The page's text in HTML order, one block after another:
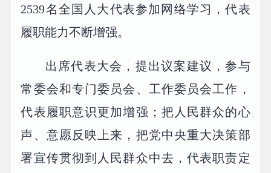
2539名全国人大代表参加网络学习，代表
履职能力不断增强。
出席代表大会，提出议案建议，参与
常委会和专门委员会、工作委员会工作，
代表履职意识更加增强；把人民群众的心
声、意愿反映上来，把党中央重大决策部
署宣传贯彻到人民群众中去，代表职责定